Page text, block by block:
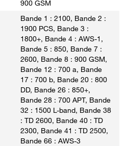
900 GSM
Bande 1 : 2100, Bande 2 :
1900 PCS, Bande 3 :
1800+, Bande 4 : AWS-1,
Bande 5 : 850, Bande 7 :
2600, Bande 8 : 900 GSM,
Bande 12 : 700 a, Bande
17 : 700 b, Bande 20 : 800
DD, Bande 26 : 850+,
Bande 28 : 700 APT, Bande
32 : 1500 L-band, Bande 38
: TD 2600, Bande 40 : TD
2300, Bande 41 : TD 2500,
Bande 66 : AWS-3